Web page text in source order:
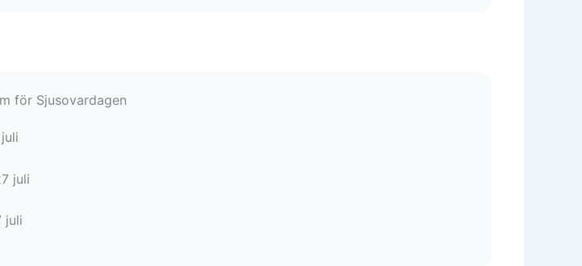
för Sjusovardagen
juli
juli